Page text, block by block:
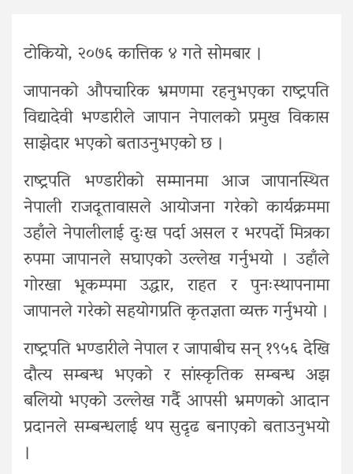
टोकियो, २०७६ कात्तिक ४ गते सोमबार ।
जापानको औपचारिक भ्रमणमा रहनुभएका राष्ट्रपति
विद्यादेवी भण्डारीले जापान नेपालको प्रमुख विकास
साझेदार भएको बताउनुभएको छ ।
राष्ट्रपति भण्डारीको सम्मानमा आज जापानस्थित
नेपाली राजदूतावासले आयोजना गरेको कार्यक्रममा
उहाँले नेपालीलाई दुःख पर्दा असल र भरपर्दाे मित्रका
रुपमा जापानले सघाएको उल्लेख गर्नुभयो । उहाँले
गोरखा भूकम्पमा उद्धार, राहत र पुनःस्थापनामा
जापानले गरेको सहयोगप्रति कृतज्ञता व्यक्त गर्नुभयो ।
राष्ट्रपति भण्डारीले नेपाल र जापाबीच सन् १९५६ देखि
दौत्य सम्बन्ध भएको र सांस्कृतिक सम्बन्ध अझ
बलियो भएको उल्लेख गर्दै आपसी भ्रमणको आदान
प्रदानले सम्बन्धलाई थप सुदृढ बनाएको बताउनुभयो
।